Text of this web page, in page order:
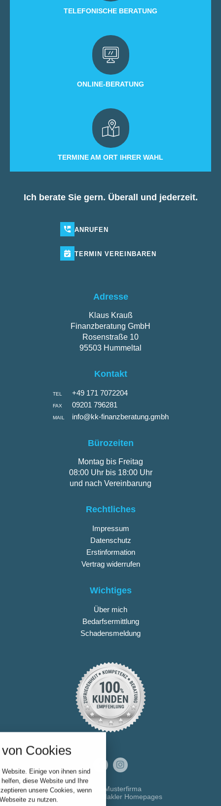
TELEFONISCHE BERATUNG
ONLINE-BERATUNG
TERMINE AM ORT IHRER WAHL
Ich berate Sie gern. Überall und jederzeit.
ANRUFEN
TERMIN VEREINBAREN
Adresse
Klaus Krauß
Finanzberatung GmbH
Rosenstraße 10
95503 Hummeltal
Kontakt
TEL +49 171 7072204
FAX 09201 796281
MAIL info@kk-finanzberatung.gmbh
Bürozeiten
Montag bis Freitag
08:00 Uhr bis 18:00 Uhr
und nach Vereinbarung
Rechtliches
Impressum
Datenschutz
Erstinformation
Vertrag widerrufen
Wichtiges
Über mich
Bedarfsermittlung
Schadensmeldung
© 2026 Musterfirma
Makler Homepages
Cookies
Einige von ihnen sind
diese Website und Ihre
unsere Cookies, wenn
zu nutzen.
folgende Kategorien zu
zu blockieren.
Notwendig
Performance